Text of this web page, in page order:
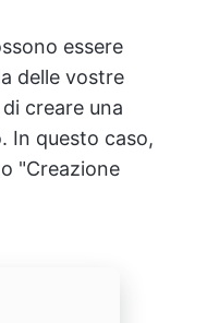
essere
delle vostre
creare una
In questo caso,
"Creazione